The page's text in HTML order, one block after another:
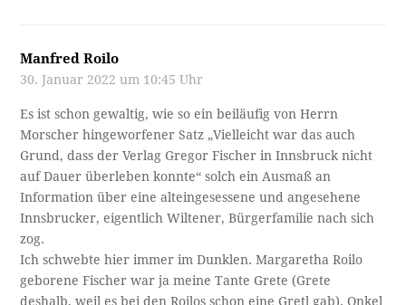
Manfred Roilo
30. Januar 2022 um 10:45 Uhr
Es ist schon gewaltig, wie so ein beiläufig von Herrn
Morscher hingeworfener Satz „Vielleicht war das auch
Grund, dass der Verlag Gregor Fischer in Innsbruck nicht
auf Dauer überleben konnte“ solch ein Ausmaß an
Information über eine alteingesessene und angesehene
Innsbrucker, eigentlich Wiltener, Bürgerfamilie nach sich
zog.
Ich schwebte hier immer im Dunklen. Margaretha Roilo
geborene Fischer war ja meine Tante Grete (Grete
deshalb, weil es bei den Roilos schon eine Gretl gab). Onkel